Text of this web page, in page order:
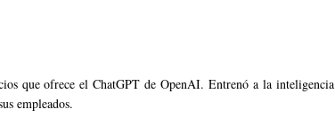
que ofrece el ChatGPT de OpenAI. Entrenó a la inteligencia
empleados.